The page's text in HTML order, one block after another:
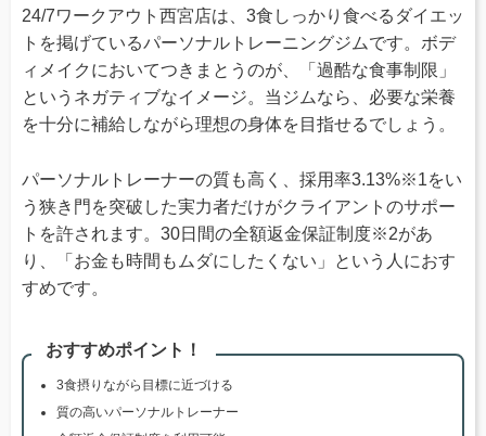
24/7ワークアウト西宮店は、3食しっかり食べるダイエッ
トを掲げているパーソナルトレーニングジムです。ボデ
ィメイクにおいてつきまとうのが、「過酷な食事制限」
というネガティブなイメージ。当ジムなら、必要な栄養
を十分に補給しながら理想の身体を目指せるでしょう。
パーソナルトレーナーの質も高く、採用率3.13%※1をい
う狭き門を突破した実力者だけがクライアントのサポー
トを許されます。30日間の全額返金保証制度※2があ
り、「お金も時間もムダにしたくない」という人におす
すめです。
おすすめポイント！
3食摂りながら目標に近づける
質の高いパーソナルトレーナー